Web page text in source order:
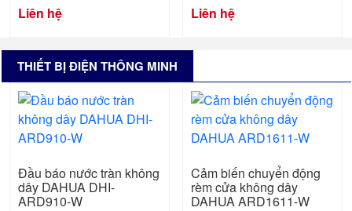
Liên hệ
Liên hệ
THIẾT BỊ ĐIỆN THÔNG MINH
Đầu báo nước tràn không
dây DAHUA DHI-
ARD910-W
Cảm biến chuyển động
rèm cửa không dây
DAHUA ARD1611-W